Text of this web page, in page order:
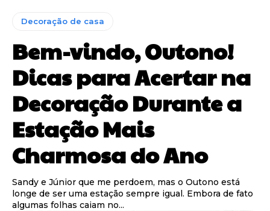
Decoração de casa
Bem-vindo, Outono!
Dicas para Acertar na
Decoração Durante a
Estação Mais
Charmosa do Ano
Sandy e Júnior que me perdoem, mas o Outono está
longe de ser uma estação sempre igual. Embora de fato
algumas folhas caiam no...